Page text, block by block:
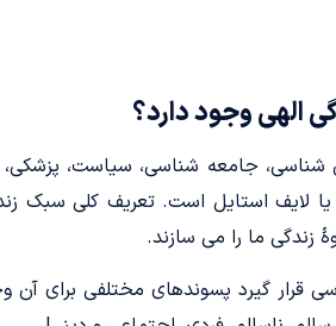
الهی وجود دارد؟
جامعه شناسی، سیاست،
لایف استایل است. تعریف کلی سبک
زندگی ما را می سازند.
قرار گیرد پسوندهای مختلفی برای آن